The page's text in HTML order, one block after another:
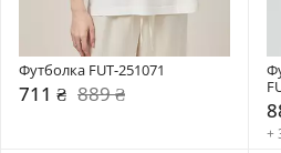
Футболка FUT-251071
711 ₴ 889 ₴
+